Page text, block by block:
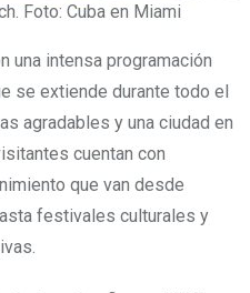
Foto: Cuba en Miami
una intensa programación
se extiende durante todo el
agradables y una ciudad en
cuentan con
que van desde
festivales culturales y